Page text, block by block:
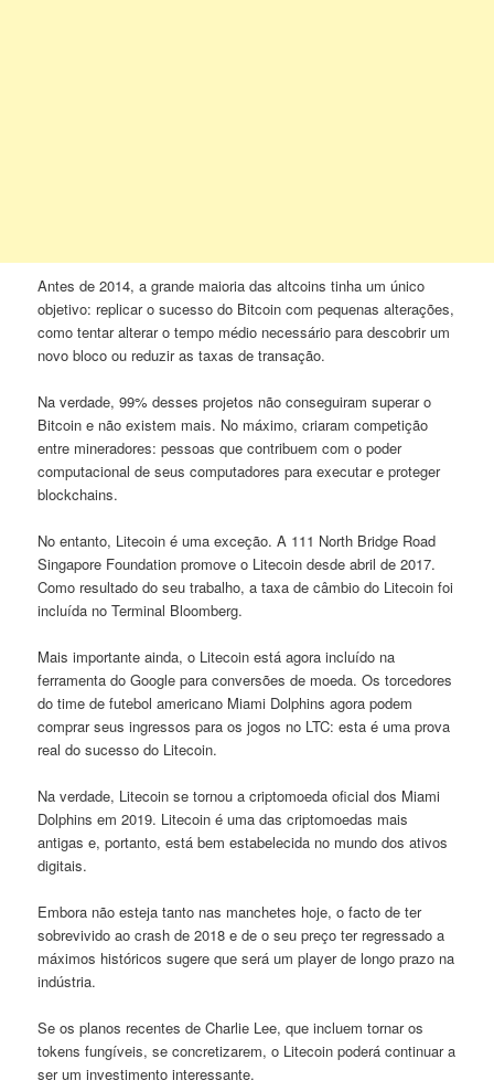
Antes de 2014, a grande maioria das altcoins tinha um único
objetivo: replicar o sucesso do Bitcoin com pequenas alterações,
como tentar alterar o tempo médio necessário para descobrir um
novo bloco ou reduzir as taxas de transação.
Na verdade, 99% desses projetos não conseguiram superar o
Bitcoin e não existem mais. No máximo, criaram competição
entre mineradores: pessoas que contribuem com o poder
computacional de seus computadores para executar e proteger
blockchains.
No entanto, Litecoin é uma exceção. A 111 North Bridge Road
Singapore Foundation promove o Litecoin desde abril de 2017.
Como resultado do seu trabalho, a taxa de câmbio do Litecoin foi
incluída no Terminal Bloomberg.
Mais importante ainda, o Litecoin está agora incluído na
ferramenta do Google para conversões de moeda. Os torcedores
do time de futebol americano Miami Dolphins agora podem
comprar seus ingressos para os jogos no LTC: esta é uma prova
real do sucesso do Litecoin.
Na verdade, Litecoin se tornou a criptomoeda oficial dos Miami
Dolphins em 2019. Litecoin é uma das criptomoedas mais
antigas e, portanto, está bem estabelecida no mundo dos ativos
digitais.
Embora não esteja tanto nas manchetes hoje, o facto de ter
sobrevivido ao crash de 2018 e de o seu preço ter regressado a
máximos históricos sugere que será um player de longo prazo na
indústria.
Se os planos recentes de Charlie Lee, que incluem tornar os
tokens fungíveis, se concretizarem, o Litecoin poderá continuar a
ser um investimento interessante.